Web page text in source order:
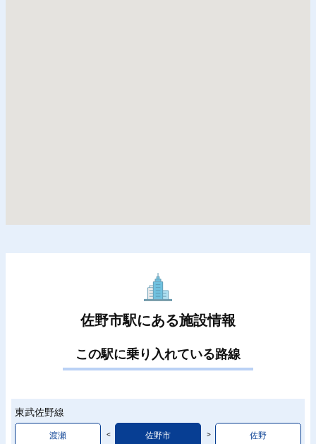
佐野市駅にある施設情報
この駅に乗り入れている路線
東武佐野線
渡瀬 佐野市 佐野